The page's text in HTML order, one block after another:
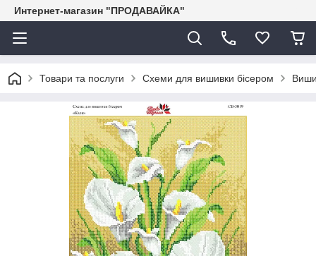
Интернет-магазин "ПРОДАВАЙКА"
Товари та послуги Схеми для вишивки бісером